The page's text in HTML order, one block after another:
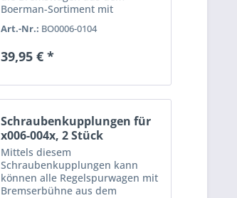
Boerman-Sortiment mit
Schraubenkupplungen
Art.-Nr.: BO0006-0104
39,95 € *
Schraubenkupplungen für
x006-004x, 2 Stück
Mittels diesem
Schraubenkupplungen kann
können alle Regelspurwagen mit
Bremserbühne aus dem